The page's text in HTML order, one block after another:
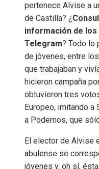
pertenece Alvise a
de Castilla? ¿
información de los
Telegram? Todo lo
de jóvenes, entre
que trabajaban y
hicieron campaña
obtuvieron tres
Europeo, imitando a
a Podemos, que
El elector de Alvise
abulense se
jóvenes y, oh sí,